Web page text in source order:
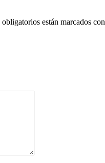
están marcados con